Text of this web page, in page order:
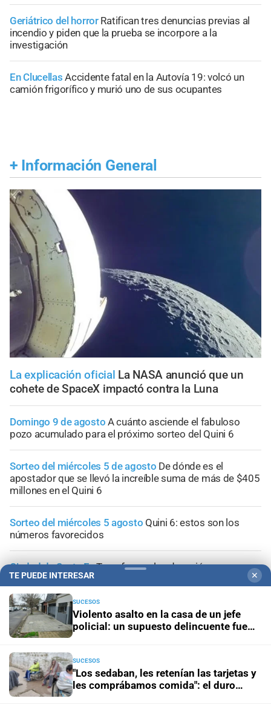
Geriátrico del horror Ratifican tres denuncias previas al
incendio y piden que la prueba se incorpore a la
investigación
En Clucellas Accidente fatal en la Autovía 19: volcó un
camión frigorífico y murió uno de sus ocupantes
+ Información General
La explicación oficial La NASA anunció que un
cohete de SpaceX impactó contra la Luna
Domingo 9 de agosto A cuánto asciende el fabuloso
pozo acumulado para el próximo sorteo del Quini 6
Sorteo del miércoles 5 de agosto De dónde es el
apostador que se llevó la increíble suma de más de $405
millones en el Quini 6
Sorteo del miércoles 5 agosto Quini 6: estos son los
números favorecidos
Ciudad de Santa FeTransformar la educación para
humanizar el futuro
TE PUEDE INTERESAR ✕
SUCESOS
Violento asalto en la casa de un jefe
policial: un supuesto delincuente fue
SUCESOS
"Los sedaban, les retenían las tarjetas y
les comprábamos comida": el duro